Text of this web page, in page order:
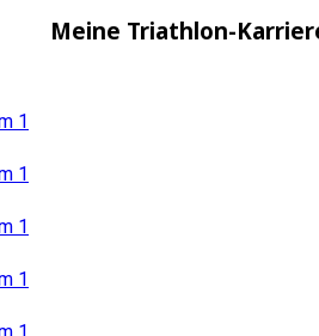
Meine Triathlon-